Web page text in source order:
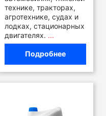
технике, тракторах,
агротехнике, судах и
лодках, стационарных
двигателях. ...
Подробнее